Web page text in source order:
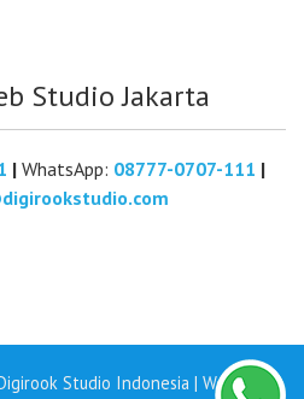
Studio Jakarta
| WhatsApp: 08777-0707-111 |
Studio Indonesia | Website